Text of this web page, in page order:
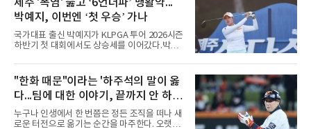
권대회 결승에서 모두 선명여고에 패해 준우승
에 머물렀다. 그러나 세 번째
적인 제구 문제를 해결할 특효약이 될 것처럼 포
장되었던 이번 연수는, 뚜껑을 열어보니 '제구력
5등급에게 2주짜리 족집게 과외를 붙여 1등급을
기대한 꼴'이었다는 냉정한 평가를 피하기 어렵
게 됐다.야구에서 투수의 제구력은 오랜 시간 투
오차나 하체 활용의 불균형은 수백, 수천 번의
교정 훈련과 실전 피드
제주 '폭염' 뚫고 ‘6언더파’ 맹활약...
박예지, 이번엔 ‘첫 우승’ 가나
국가대표 출신 박예지가 KLPGA 투어 2026시즌
하반기 첫 대회에서도 상승세를 이어갔다.박예
서 열린 KLPGA 투어 제주삼다수 마스터스 1라
운드에서 보기 없이 버디만 6개를 잡아내며 6언
더파 66타를 쳤다. 박예지는 서어진, 신다인과
선두권을 형성했다.이날 경기가 열린 테디밸리
골프앤리조트 역시 전국적 폭염을 피해가지 못
했다. 대회장의 최고 기온은 35도에 달했다. 섬
"한화 때문"이라는 '하주석의 말이 옳
다...팀에 대한 이야기, 끝까지 안 하는
게 도리
누구나 인생에서 한 번쯤은 정든 조직을 떠나 새
로운 터전으로 옮기는 순간을 마주한다. 오랫동